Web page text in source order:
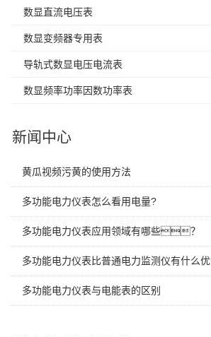
数显直流电压表
数显变频器专用表
导轨式数显电压电流表
数显频率功率因数功率表
新闻中心
黄瓜视频污黄的使用方法
多功能电力仪表怎么看用电量?
多功能电力仪表应用领域有哪些？
多功能电力仪表比普通电力监测仪有什
多功能电力仪表与电能表的区别